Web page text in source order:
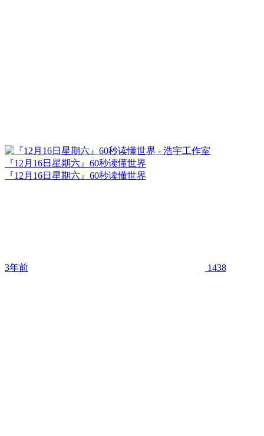
『12月16日星期六』60秒读懂世界
『12月16日星期六』60秒读懂世界
3年前 1438